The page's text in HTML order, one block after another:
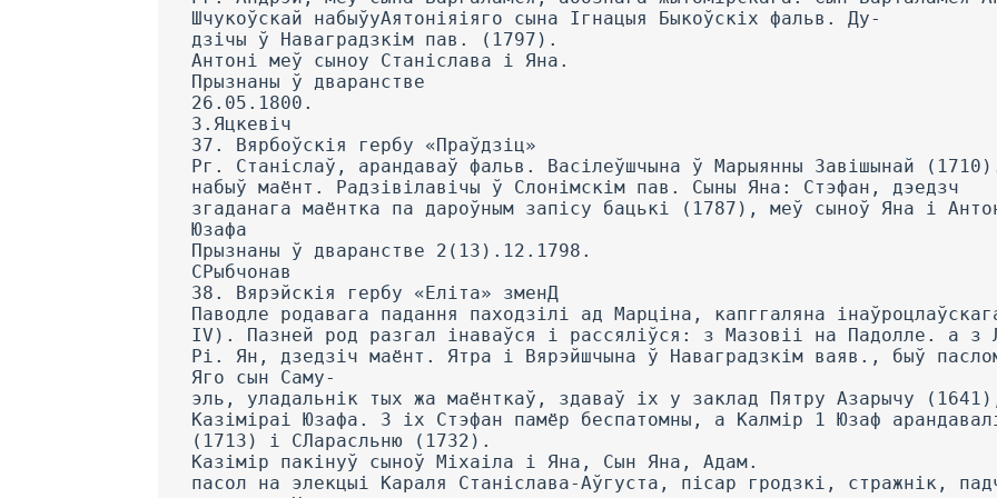
Шчукоўскай набыўуАятоніяіяго сына Ігнацыя Быкоўскіх фальв. Ду-
дзічы ў Наваградзкім пав. (1797).
Антоні меў сыноу Станіслава і Яна.
Прызнаны ў дваранстве
26.05.1800.
З.Яцкевіч
37. Вярбоўскія гербу «Праўдзіц»
Рг. Станіслаў, арандаваў фальв. Васілеўшчына ў Марыянны Завішынай
набыў маёнт. Радзівілавічы ў Слонімскім пав. Сыны Яна: Стэфан, дэедзч
згаданага маёнтка па дароўным запісу бацькі (1787), меў сыноў Яна і
Юзафа
Прызнаны ў дваранстве 2(13).12.1798.
СРыбчонав
38. Вярэйскія гербу «Еліта» зменД
Паводле родавага падання паходзілі ад Марціна, капггаляна
IV). Пазней род разгал інаваўся і рассяліўся: з Мазовіі на Падолле. а з
Рі. Ян, дзедзіч маёнт. Ятра і Вярэйшчына ў Наваградзкім ваяв., быў
Яго сын Саму-
эль, уладальнік тых жа маёнткаў, здаваў іх у заклад Пятру Азарычу
Казіміраі Юзафа. 3 іх Стэфан памёр беспатомны, а Калмір 1 Юзаф
(1713) і СЛарасльню (1732).
Казімір пакінуў сыноў Міхаіла і Яна, Сын Яна, Адам.
пасол на элекцыі Караля Станіслава-Аўгуста, пісар гродзкі, стражнік,